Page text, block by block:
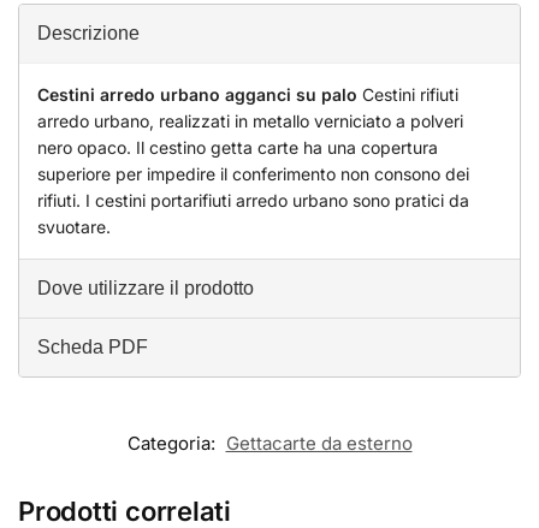
Descrizione
Cestini arredo urbano agganci su palo Cestini rifiuti
arredo urbano, realizzati in metallo verniciato a polveri
nero opaco. Il cestino getta carte ha una copertura
superiore per impedire il conferimento non consono dei
rifiuti. I cestini portarifiuti arredo urbano sono pratici da
svuotare.
Dove utilizzare il prodotto
Scheda PDF
Categoria: Gettacarte da esterno
Prodotti correlati